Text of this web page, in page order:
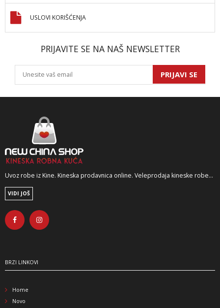
USLOVI KORIŠĆENJA
PRIJAVITE SE NA NAŠ NEWSLETTER
PRIJAVI SE
Uvoz robe iz Kine. Kineska prodavnica online. Veleprodaja kineske robe...
VIDI JOŠ
BRZI LINKOVI
Home
Novo